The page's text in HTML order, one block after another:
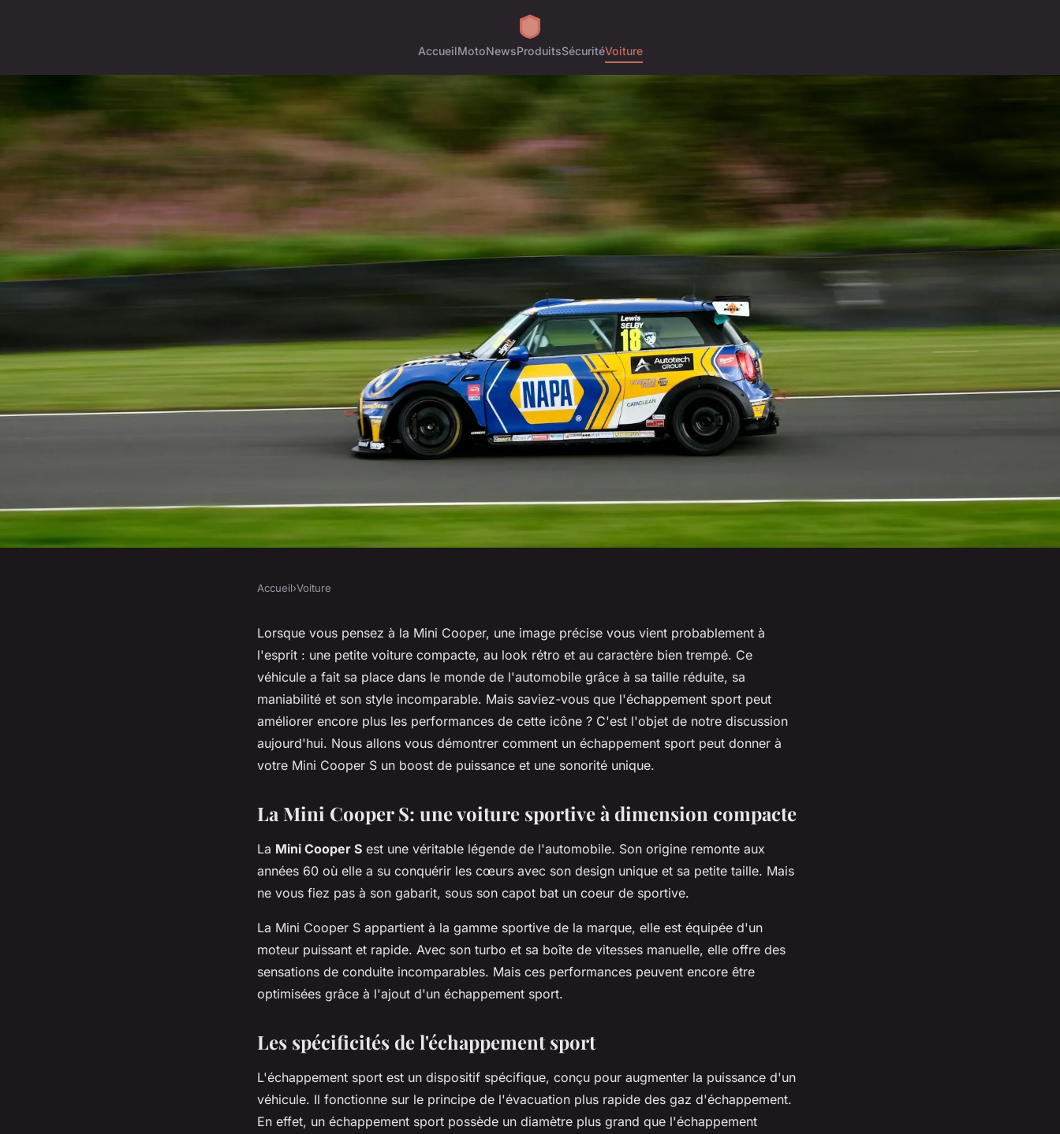
AccueilMotoNewsProduitsSécuritéVoiture
Quels sont les avantages d'un
échappement sport sur une Mini
Cooper S en termes de performance et
Accueil›Voiture
Lorsque vous pensez à la Mini Cooper, une image précise vous vient probablement à
l'esprit : une petite voiture compacte, au look rétro et au caractère bien trempé. Ce
véhicule a fait sa place dans le monde de l'automobile grâce à sa taille réduite, sa
maniabilité et son style incomparable. Mais saviez-vous que l'échappement sport peut
améliorer encore plus les performances de cette icône ? C'est l'objet de notre discussion
aujourd'hui. Nous allons vous démontrer comment un échappement sport peut donner à
votre Mini Cooper S un boost de puissance et une sonorité unique.
La Mini Cooper S: une voiture sportive à dimension compacte
La Mini Cooper S est une véritable légende de l'automobile. Son origine remonte aux
années 60 où elle a su conquérir les cœurs avec son design unique et sa petite taille. Mais
ne vous fiez pas à son gabarit, sous son capot bat un coeur de sportive.
La Mini Cooper S appartient à la gamme sportive de la marque, elle est équipée d'un
moteur puissant et rapide. Avec son turbo et sa boîte de vitesses manuelle, elle offre des
sensations de conduite incomparables. Mais ces performances peuvent encore être
optimisées grâce à l'ajout d'un échappement sport.
Les spécificités de l'échappement sport
L'échappement sport est un dispositif spécifique, conçu pour augmenter la puissance d'un
véhicule. Il fonctionne sur le principe de l'évacuation plus rapide des gaz d'échappement.
En effet, un échappement sport possède un diamètre plus grand que l'échappement